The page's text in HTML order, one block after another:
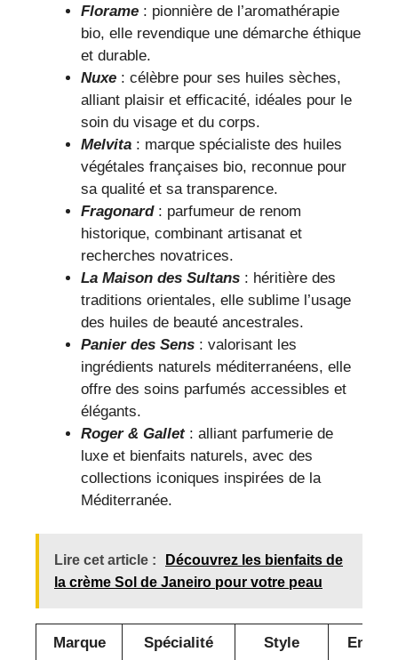
Florame : pionnière de l’aromathérapie
bio, elle revendique une démarche éthique
et durable.
Nuxe : célèbre pour ses huiles sèches,
alliant plaisir et efficacité, idéales pour le
soin du visage et du corps.
Melvita : marque spécialiste des huiles
végétales françaises bio, reconnue pour
sa qualité et sa transparence.
Fragonard: parfumeur de renom
historique, combinant artisanat et
recherches novatrices.
La Maison des Sultans : héritière des
traditions orientales, elle sublime l’usage
des huiles de beauté ancestrales.
Panier des Sens : valorisant les
ingrédients naturels méditerranéens, elle
offre des soins parfumés accessibles et
élégants.
Roger & Gallet: alliant parfumerie de
luxe et bienfaits naturels, avec des
collections iconiques inspirées de la
Méditerranée.
Lire cet article :
Découvrez les bienfaits de
la crème Sol de Janeiro pour votre peau
Marque Spécialité Style